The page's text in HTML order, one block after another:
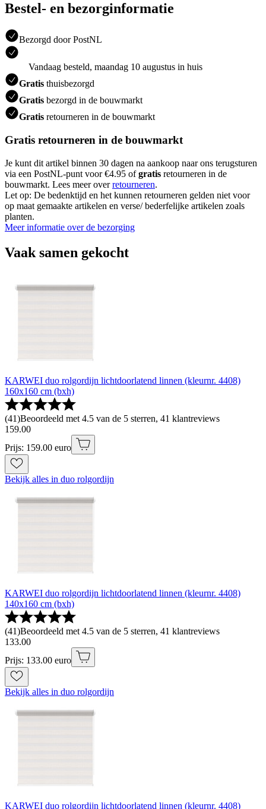
Bestel- en bezorginformatie
Bezorgd door PostNL
Vandaag besteld, maandag 10 augustus in huis
Gratis thuisbezorgd
Gratis bezorgd in de bouwmarkt
Gratis retourneren in de bouwmarkt
Gratis retourneren in de bouwmarkt
Je kunt dit artikel binnen 30 dagen na aankoop naar ons terugsturen
via een PostNL-punt voor €4.95 ofgratis retourneren in de
bouwmarkt. Lees meer overretourneren.
Let op: De bedenktijd en het kunnen retourneren gelden niet voor
op maat gemaakte artikelen en verse/ bederfelijke artikelen zoals
planten.
Meer informatie over de bezorging
Vaak samen gekocht
KARWEI duo rolgordijn lichtdoorlatend linnen (kleurnr. 4408)
160x160 cm (bxh)
(41)Beoordeeld met 4.5 van de 5 sterren, 41 klantreviews
159.00
Prijs: 159.00 euro
Bekijk alles in duo rolgordijn
KARWEI duo rolgordijn lichtdoorlatend linnen (kleurnr. 4408)
140x160 cm (bxh)
(41)Beoordeeld met 4.5 van de 5 sterren, 41 klantreviews
133.00
Prijs: 133.00 euro
Bekijk alles in duo rolgordijn
KARWEI duo rolgordijn lichtdoorlatend linnen (kleurnr. 4408)